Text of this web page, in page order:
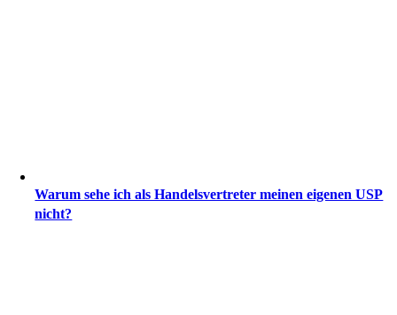
Warum sehe ich als Handelsvertreter meinen eigenen USP
nicht?